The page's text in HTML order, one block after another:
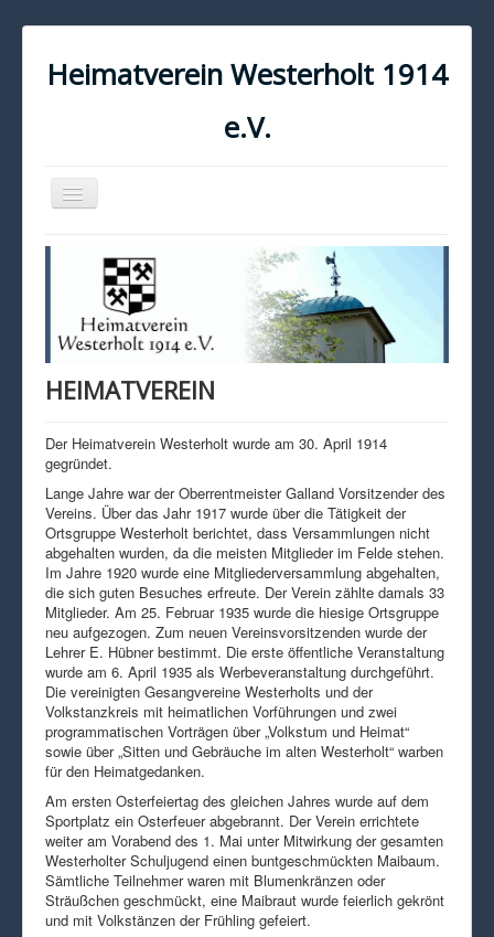
Heimatverein Westerholt 1914
e.V.
Navigation
an/aus
KONTAKT
IMPRESSUM
DATENSCHUTZ
HEIMATVEREIN
Der Heimatverein Westerholt wurde am 30. April 1914
gegründet.
Lange Jahre war der Oberrentmeister Galland Vorsitzender des
Vereins. Über das Jahr 1917 wurde über die Tätigkeit der
Ortsgruppe Westerholt berichtet, dass Versammlungen nicht
abgehalten wurden, da die meisten Mitglieder im Felde stehen.
Im Jahre 1920 wurde eine Mitgliederversammlung abgehalten,
die sich guten Besuches erfreute. Der Verein zählte damals 33
Mitglieder. Am 25. Februar 1935 wurde die hiesige Ortsgruppe
neu aufgezogen. Zum neuen Vereinsvorsitzenden wurde der
Lehrer E. Hübner bestimmt. Die erste öffentliche Veranstaltung
wurde am 6. April 1935 als Werbeveranstaltung durchgeführt.
Die vereinigten Gesangvereine Westerholts und der
Volkstanzkreis mit heimatlichen Vorführungen und zwei
programmatischen Vorträgen über „Volkstum und Heimat“
sowie über „Sitten und Gebräuche im alten Westerholt“ warben
für den Heimatgedanken.
Am ersten Osterfeiertag des gleichen Jahres wurde auf dem
Sportplatz ein Osterfeuer abgebrannt. Der Verein errichtete
weiter am Vorabend des 1. Mai unter Mitwirkung der gesamten
Westerholter Schuljugend einen buntgeschmückten Maibaum.
Sämtliche Teilnehmer waren mit Blumenkränzen oder
Sträußchen geschmückt, eine Maibraut wurde feierlich gekrönt
und mit Volkstänzen der Frühling gefeiert.